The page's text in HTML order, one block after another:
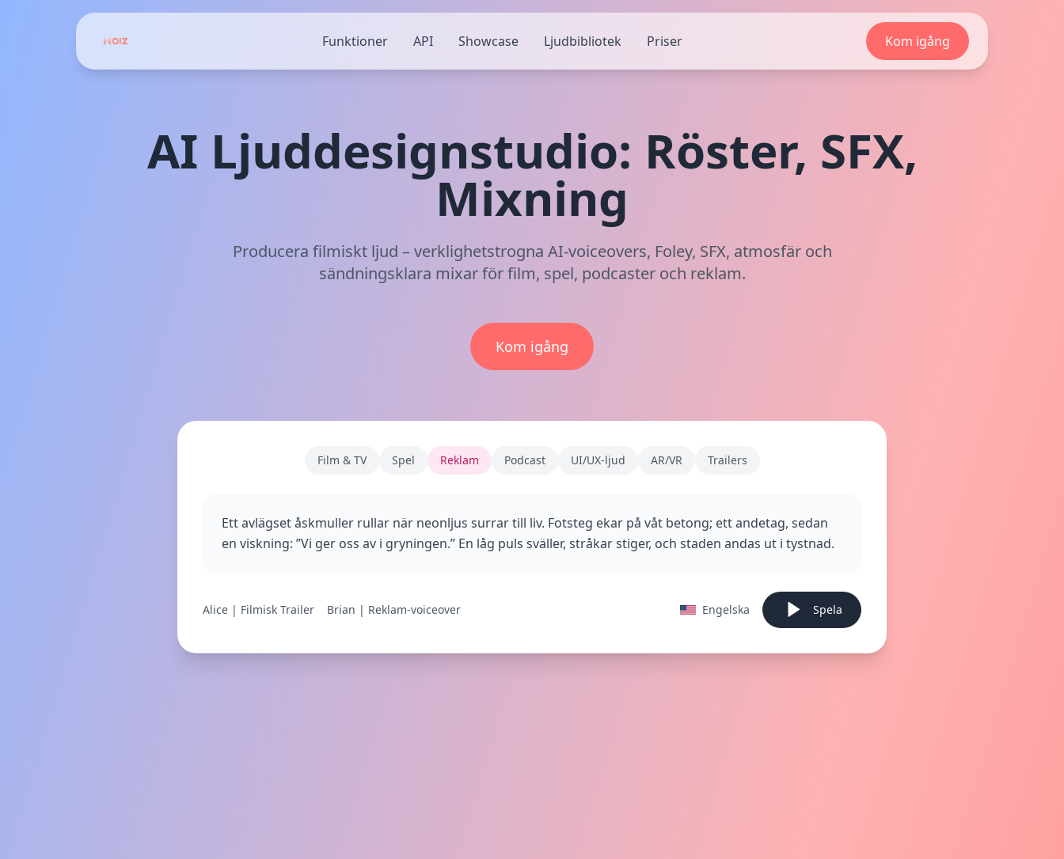
Funktioner API Showcase Ljudbibliotek Priser Kom igång
AI Ljuddesignstudio: Röster, SFX,
Mixning
Producera filmiskt ljud – verklighetstrogna AI-voiceovers, Foley, SFX, atmosfär och
sändningsklara mixar för film, spel, podcaster och reklam.
Kom igång
Film & TV Spel Reklam Podcast UI/UX-ljud AR/VR Trailers
Ett avlägset åskmuller rullar när neonljus surrar till liv. Fotsteg ekar på våt betong; ett andetag, sedan
en viskning: ”Vi ger oss av i gryningen.” En låg puls sväller, stråkar stiger, och staden andas ut i tystnad.
Alice | Filmisk Trailer Brian | Reklam-voiceover Engelska Spela